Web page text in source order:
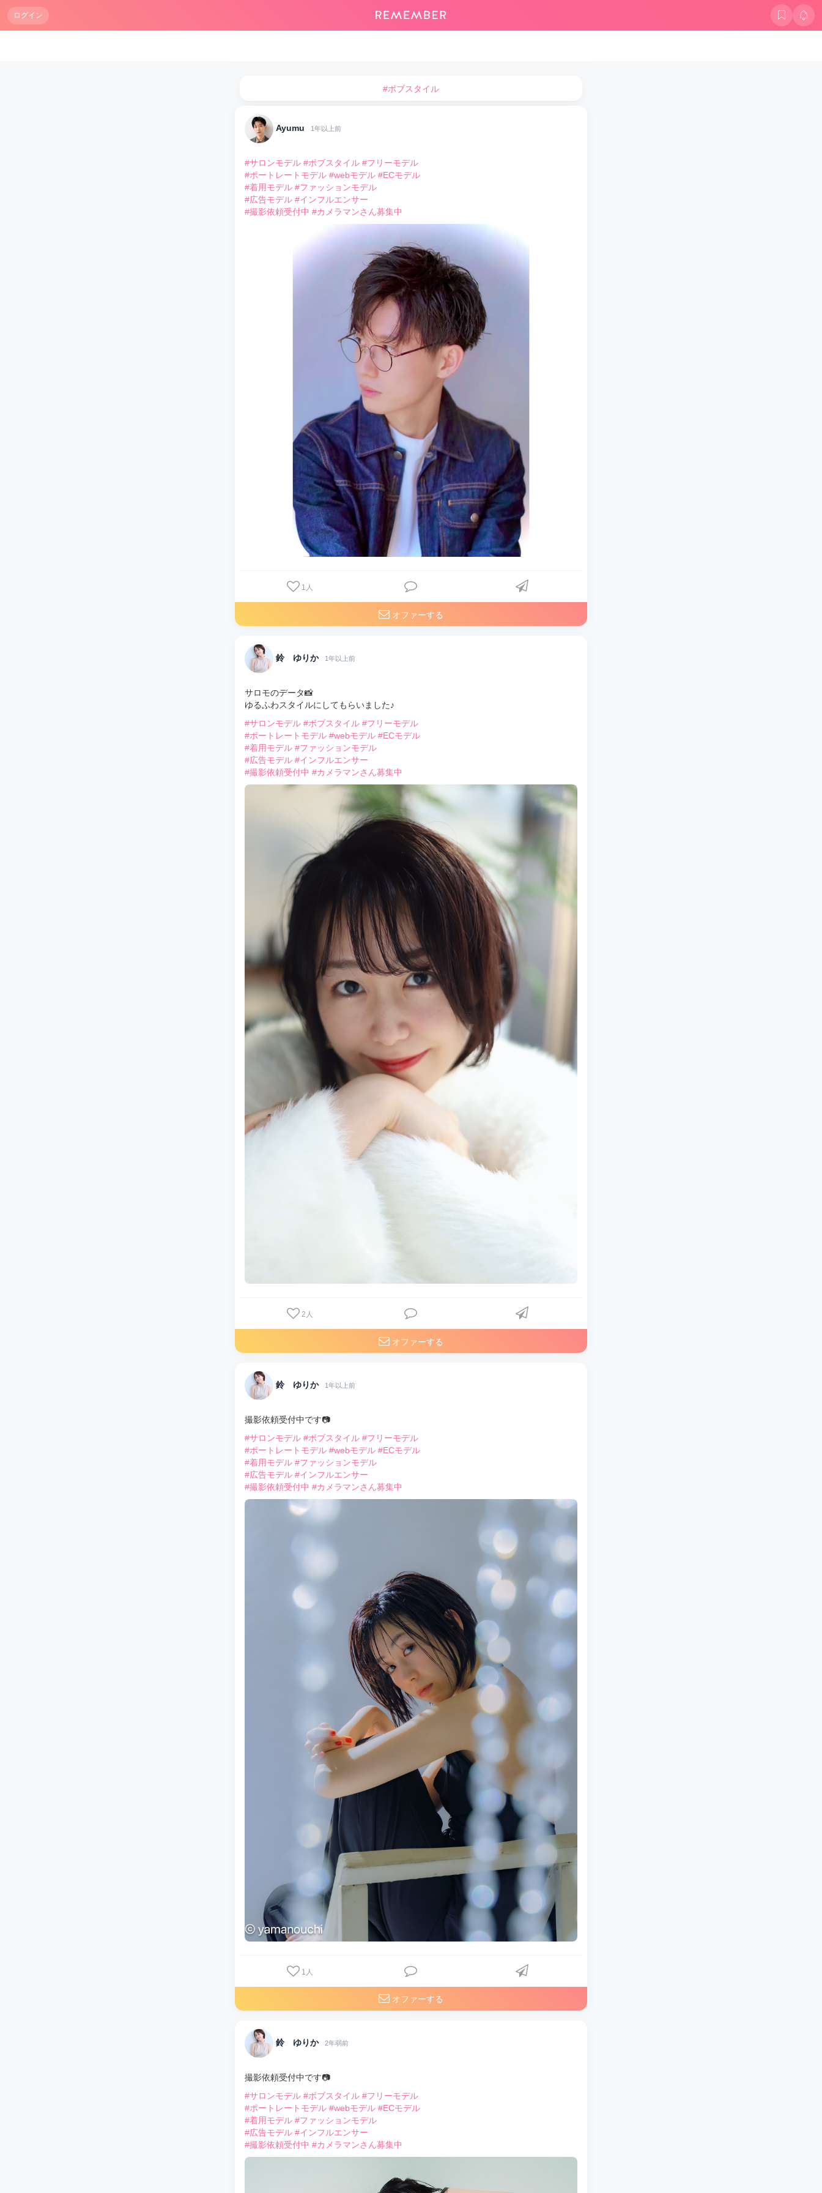
ログイン
#ボブスタイル
Ayumu 1年以上前
#サロンモデル #ボブスタイル #フリーモデル
#ポートレートモデル #webモデル #ECモデル
#着用モデル #ファッションモデル
#広告モデル #インフルエンサー
#撮影依頼受付中 #カメラマンさん募集中
1 人
オファーする
鈴 ゆりか 1年以上前
サロモのデータ📸
ゆるふわスタイルにしてもらいました♪
#サロンモデル #ボブスタイル #フリーモデル
#ポートレートモデル #webモデル #ECモデル
#着用モデル #ファッションモデル
#広告モデル #インフルエンサー
#撮影依頼受付中 #カメラマンさん募集中
2 人
オファーする
鈴 ゆりか 1年以上前
撮影依頼受付中です📷
#サロンモデル #ボブスタイル #フリーモデル
#ポートレートモデル #webモデル #ECモデル
#着用モデル #ファッションモデル
#広告モデル #インフルエンサー
#撮影依頼受付中 #カメラマンさん募集中
1 人
オファーする
鈴 ゆりか 2年弱前
撮影依頼受付中です📷
#サロンモデル #ボブスタイル #フリーモデル
#ポートレートモデル #webモデル #ECモデル
#着用モデル #ファッションモデル
#広告モデル #インフルエンサー
#撮影依頼受付中 #カメラマンさん募集中